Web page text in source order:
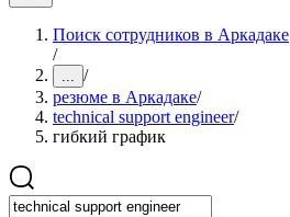
Поиск сотрудников в Аркадаке
/
... /
резюме в Аркадаке/
technical support engineer/
гибкий график